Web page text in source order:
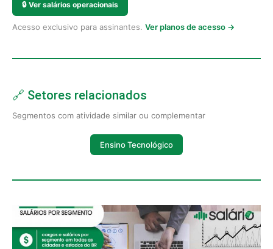
🔒 Ver salários operacionais
Acesso exclusivo para assinantes. Ver planos de acesso →
🔗 Setores relacionados
Segmentos com atividade similar ou complementar
Ensino Tecnológico